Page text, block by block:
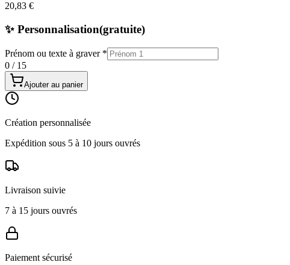
20,83 €
✨ Personnalisation(gratuite)
Prénom ou texte à graver *
0 / 15
Ajouter au panier
Création personnalisée
Expédition sous 5 à 10 jours ouvrés
Livraison suivie
7 à 15 jours ouvrés
Paiement sécurisé